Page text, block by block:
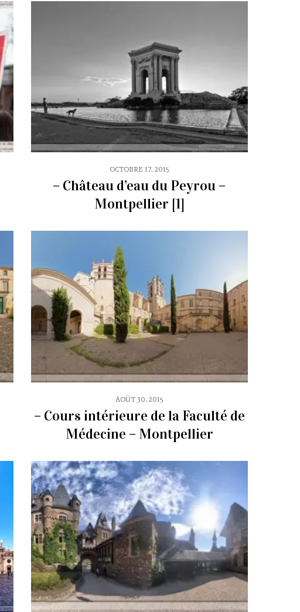
OCTOBRE 17, 2015
– Château d’eau du Peyrou –
Montpellier [1]
AOÛT 30, 2015
– Cours intérieure de la Faculté de
Médecine – Montpellier